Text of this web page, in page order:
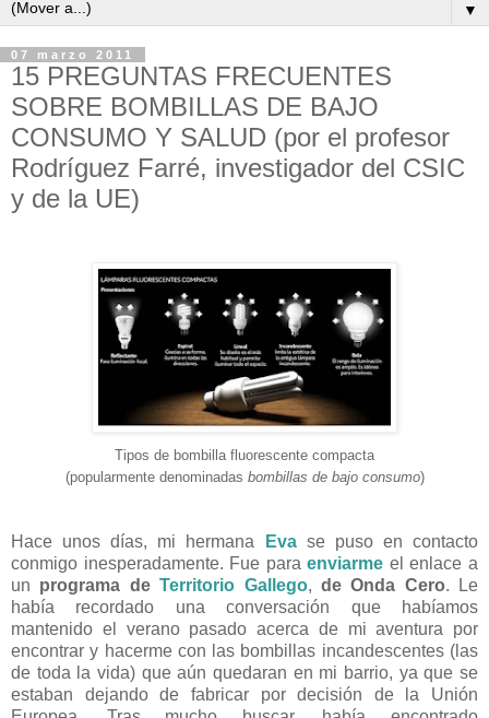
▼
07 marzo 2011
15 PREGUNTAS FRECUENTES
SOBRE BOMBILLAS DE BAJO
CONSUMO Y SALUD (por el profesor
Rodríguez Farré, investigador del CSIC
y de la UE)
Tipos de bombilla fluorescente compacta
(popularmente denominadas bombillas de bajo consumo)
Hace unos días, mi hermana Evase puso en contacto
conmigo inesperadamente. Fue paraenviarme el enlace a
un programa deTerritorio Gallego, de Onda Cero. Le
había recordado una conversación que habíamos
mantenido el verano pasado acerca de mi aventura por
encontrar y hacerme con las bombillas incandescentes (las
de toda la vida) que aún quedaran en mi barrio, ya que se
estaban dejando de fabricar por decisión de la Unión